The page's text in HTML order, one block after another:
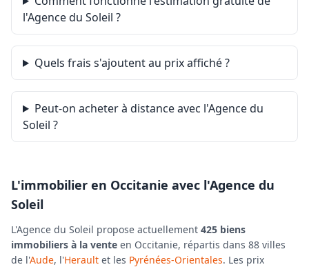
l'Agence du Soleil ?
Quels frais s'ajoutent au prix affiché ?
Peut-on acheter à distance avec l'Agence du
Soleil ?
L'immobilier en Occitanie avec l'Agence du
Soleil
L'Agence du Soleil propose actuellement 425 biens
immobiliers à la vente en Occitanie, répartis dans 88 villes
de l'Aude, l'Herault et les Pyrénées-Orientales. Les prix